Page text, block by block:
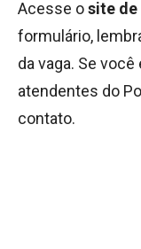
Acesse osite
formulário,
da vaga. Se
atendentes do
contato.